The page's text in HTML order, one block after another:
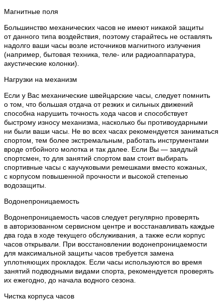
Магнитные поля
Большинство механических часов не имеют никакой защиты
от данного типа воздействия, поэтому старайтесь не оставлять
надолго ваши часы возле источников магнитного излучения
(например, бытовая техника, теле- или радиоаппаратура,
акустические колонки).
Нагрузки на механизм
Если у Вас механические швейцарские часы, следует помнить
о том, что большая отдача от резких и сильных движений
способна нарушить точность хода часов и способствует
быстрому износу механизма, насколько бы противоударными
ни были ваши часы. Не во всех часах рекомендуется заниматься
спортом, тем более экстремальным, работать инструментами
вроде отбойного молотка и так далее. Если Вы — заядлый
спортсмен, то для занятий спортом вам стоит выбирать
спортивные часы с каучуковыми ремешками вместо кожаных,
с корпусом повышенной прочности и высокой степенью
водозащиты.
Водонепроницаемость
Водонепроницаемость часов следует регулярно проверять
в авторизованном сервисном центре и восстанавливать каждые
два года в ходе текущего обслуживания, а также если корпус
часов открывали. При восстановлении водонепроницаемости
для максимальной защиты часов требуется замена
уплотняющих прокладок. Если часы используются во время
занятий подводными видами спорта, рекомендуется проверять
их ежегодно, до начала водного сезона.
Чистка корпуса часов